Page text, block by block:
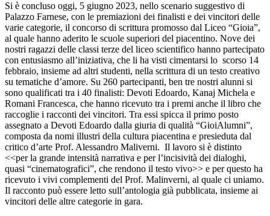
Si è concluso oggi, 5 giugno 2023, nello scenario suggestivo di
Palazzo Farnese, con le premiazioni dei finalisti e dei vincitori delle
varie categorie, il concorso di scrittura promosso dal Liceo “Gioia”,
al quale hanno aderito le scuole superiori del piacentino. Nove dei
nostri ragazzi delle classi terze del liceo scientifico hanno partecipato
con entusiasmo all’iniziativa, che li ha visti cimentarsi lo scorso 14
febbraio, insieme ad altri studenti, nella scrittura di un testo creativo
su tematiche d’amore. Su 260 partecipanti, ben tre nostri alunni si
sono qualificati tra i 40 finalisti: Devoti Edoardo, Kanaj Michela e
Romani Francesca, che hanno ricevuto tra i premi anche il libro che
raccoglie i racconti dei vincitori. Tra essi spicca il primo posto
assegnato a Devoti Edoardo dalla giuria di qualità “GioiAlumni”,
composta da nomi illustri della cultura piacentina e presieduta dal
critico d’arte Prof. Alessandro Maliverni. Il lavoro si è distinto
<<per la grande intensità narrativa e per l’incisività dei dialoghi,
quasi “cinematografici”, che rendono il testo vivo>> e per questo ha
ricevuto i vivi complementi del Prof. Malinverni, al quale ci uniamo.
Il racconto può essere letto sull’antologia già pubblicata, insieme ai
vincitori delle altre categorie in gara.